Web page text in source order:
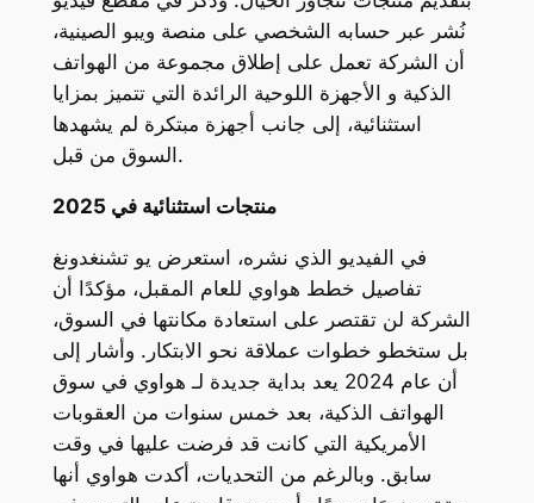
نُشر عبر حسابه الشخصي على منصة ويبو الصينية،
أن الشركة تعمل على إطلاق مجموعة من الهواتف
الذكية و الأجهزة اللوحية الرائدة التي تتميز بمزايا
استثنائية، إلى جانب أجهزة مبتكرة لم يشهدها
السوق من قبل.
منتجات استثنائية في 2025
في الفيديو الذي نشره، استعرض يو تشنغدونغ
تفاصيل خطط هواوي للعام المقبل، مؤكدًا أن
الشركة لن تقتصر على استعادة مكانتها في السوق،
بل ستخطو خطوات عملاقة نحو الابتكار. وأشار إلى
أن عام 2024 يعد بداية جديدة لـ هواوي في سوق
الهواتف الذكية، بعد خمس سنوات من العقوبات
الأمريكية التي كانت قد فرضت عليها في وقت
سابق. وبالرغم من التحديات، أكدت هواوي أنها